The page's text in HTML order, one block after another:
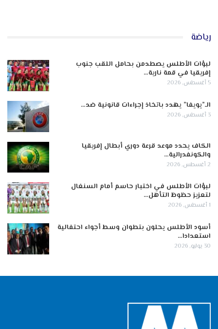
رياضة
لبؤات الأطلس يصطدمن بحامل اللقب جنوب
إفريقيا في قمة نارية…
5 أغسطس, 2026
الـ”يويفا” يهدد باتخاذ إجراءات قانونية ضد…
3 أغسطس, 2026
الكاف يحدد موعد قرعة دوري أبطال إفريقيا
والكونفدرالية…
2 أغسطس, 2026
لبؤات الأطلس في اختبار حاسم أمام السنغال
لتعزيز حظوظ التأهل…
1 أغسطس, 2026
أسود الأطلس يحلون بتطوان وسط أجواء احتفالية
استعدادا…
30 يوليو, 2026